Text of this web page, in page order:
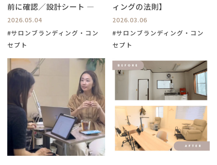
前に確認／設計シート ―
2026.05.04
#サロンブランディング・コン
セプト
ィングの法則】
2026.03.06
#サロンブランディング・コン
セプト